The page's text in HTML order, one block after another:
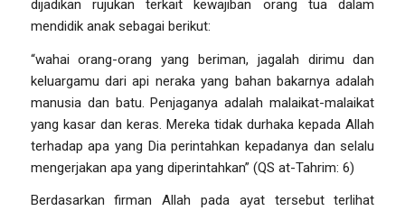
dijadikan rujukan terkait kewajiban orang tua dalam
mendidik anak sebagai berikut:
“wahai orang-orang yang beriman, jagalah dirimu dan
keluargamu dari api neraka yang bahan bakarnya adalah
manusia dan batu. Penjaganya adalah malaikat-malaikat
yang kasar dan keras. Mereka tidak durhaka kepada Allah
terhadap apa yang Dia perintahkan kepadanya dan selalu
mengerjakan apa yang diperintahkan” (QS at-Tahrim: 6)
Berdasarkan firman Allah pada ayat tersebut terlihat